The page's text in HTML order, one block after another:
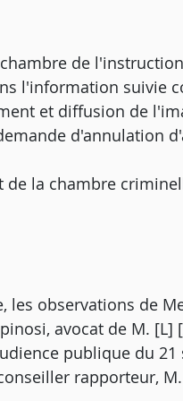
de
l'information suivie
et diffusion de
d'annulation
la chambre
observations de
avocat de M. [L]
publique du
rapporteur,